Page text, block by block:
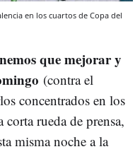
en los cuartos de Copa del
que mejorar y
(contra el
concentrados en los
rueda de prensa,
misma noche a la